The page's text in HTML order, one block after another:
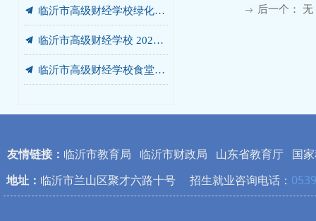
ꁹ 后一个： 无
끔
끔
끔
地址： 临沂市兰山区聚才六路十号 招生就业咨询电话：
友情链接： 临沂市教育局 临沂市财政局 山东省教育厅 国